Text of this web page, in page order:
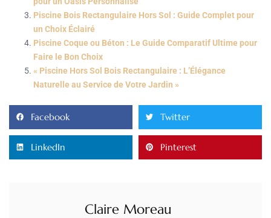
Piscine Bois Rectangulaire Hors Sol : Guide Complet pour
un Choix Éclairé
Piscine Coque ou Béton : Le Guide Comparatif Ultime pour
Faire le Bon Choix
« Piscine Hors Sol Bois Rectangulaire : L’Élégance
Naturelle au Service de Votre Jardin »
Facebook Twitter
LinkedIn Pinterest
Claire Moreau